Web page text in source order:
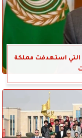
التي استهدفت مملكة